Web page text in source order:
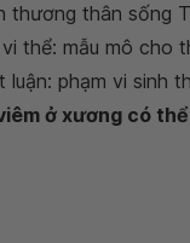
thân sống
thể: mẫu mô cho
phạm vi sinh
ở xương có